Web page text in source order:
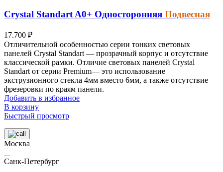
Crystal StandartA0+ Односторонняя Подвесная
17.700 ₽
Отличительной особенностью серии тонких световых
панелей Crystal Standart — прозрачный корпус и отсутствие
классической рамки. Отличие световых панелей Crystal
Standart от серии Premium— это использование
экструзионного стекла 4мм вместо 6мм, а также отсутствие
фрезеровки по краям панели.
Добавить в избранное
В корзину
Быстрый просмотр
Москва
Санк-Петербург